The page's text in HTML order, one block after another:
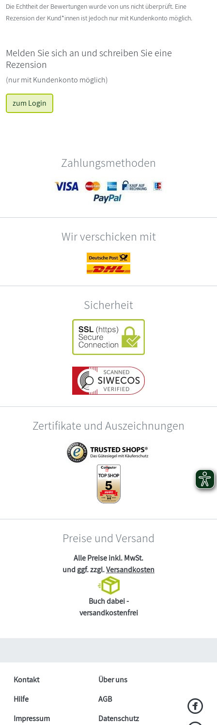
Die Echtheit der Bewertungen wurde von uns nicht überprüft. Eine
Rezension der Kund*innen ist jedoch nur mit Kundenkonto möglich.
Melden Sie sich an und schreiben Sie eine
Rezension
(nur mit Kundenkonto möglich)
zum Login
Zahlungsmethoden
Wir verschicken mit
Sicherheit
Zertifikate und Auszeichnungen
Preise und Versand
Alle Preise inkl. MwSt.
und ggf. zzgl.Versandkosten
Buch dabei -
versandkostenfrei
Kontakt
Über uns
Hilfe
AGB
Impressum
Datenschutz